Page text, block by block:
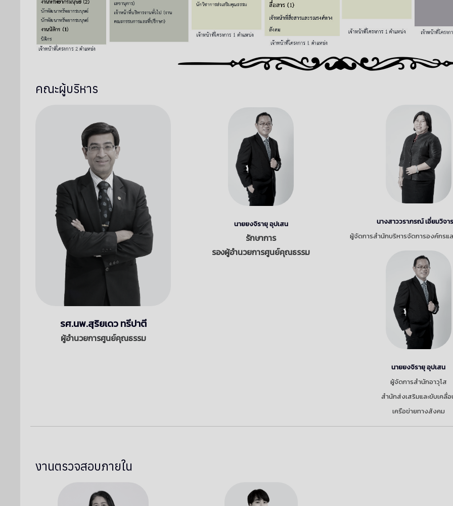
คณะผู้บริหาร
รศ.นพ.สุริยเดว ทรีปาตี
ผู้อำนวยการศูนย์คุณธรรม
นายยงจิรายุ อุปเสน
รักษาการ
รองผู้อำนวยการศูนย์คุณธรรม
นางสาววราภรณ์ เอี่ยมวิจ
ผู้จัดการสำนักบริหารจัดการองค์กรแ
นายยงจิรายุ อุปเสน
ผู้จัดการสำนักอาวุโส
สำนักส่งเสริมและขับเคลื่
เครือข่ายทางสังคม
งานตรวจสอบภายใน